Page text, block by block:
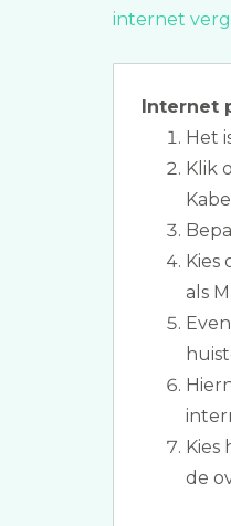
internet
Internet
Het
Klik
Kies
als
Kies
de